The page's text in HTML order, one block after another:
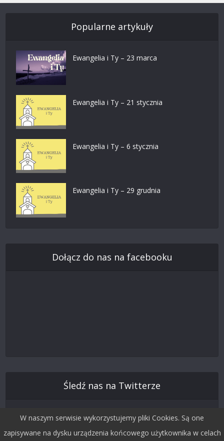
Popularne artykuły
Ewangelia i Ty – 23 marca
Ewangelia i Ty – 21 stycznia
Ewangelia i Ty – 6 stycznia
Ewangelia i Ty – 29 grudnia
Dołącz do nas na facebooku
Śledź nas na Twitterze
W naszym serwisie wykorzystujemy pliki Cookies. Są one
zapisywane na dysku urządzenia końcowego użytkownika w celach